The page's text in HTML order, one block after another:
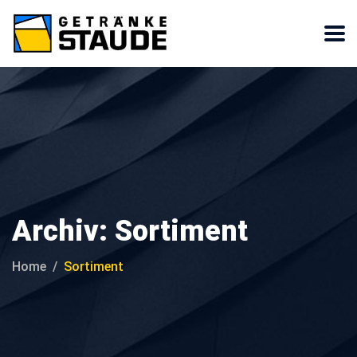
Archiv: Sortiment
Home Sortiment